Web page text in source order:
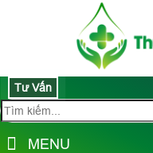
Tư Vấn
MENU